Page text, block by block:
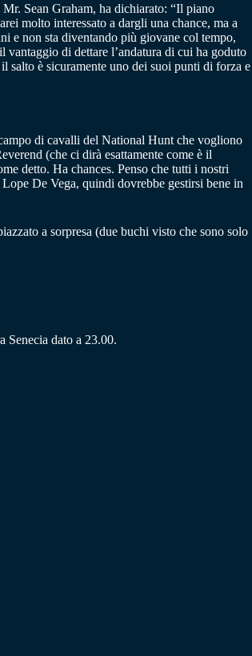
Sean Graham, ha dichiarato: “Il piano
molto interessato a dargli una chance, ma a
e non sta diventando più giovane col tempo,
vantaggio di dettare l’andatura di cui ha goduto
salto è sicuramente uno dei suoi punti di forza e
di cavalli del National Hunt che vogliono
(che ci dirà esattamente come è il
detto. Ha chances. Penso che tutti i nostri
De Vega, quindi dovrebbe gestirsi bene in
a sorpresa (due buchi visto che sono solo
dato a 23.00.